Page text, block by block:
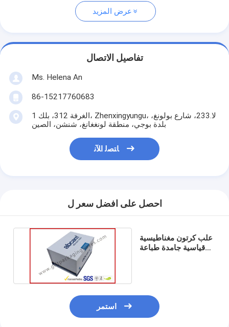
عرض المزيد
تفاصيل الاتصال
Ms. Helena An
86-15217760683
الغرفة 312، بلك 1، Zhenxingyungu، لا.233، شارع بولونغ،
بلدة بوجي، منطقة لونغغانغ، شنشن، الصين
ﺎﺘﺼﻟ ﺍﻶﻧ
احصل على افضل سعر ل
علب كرتون مغناطيسية
قياسية جامدة طباعة
استمر